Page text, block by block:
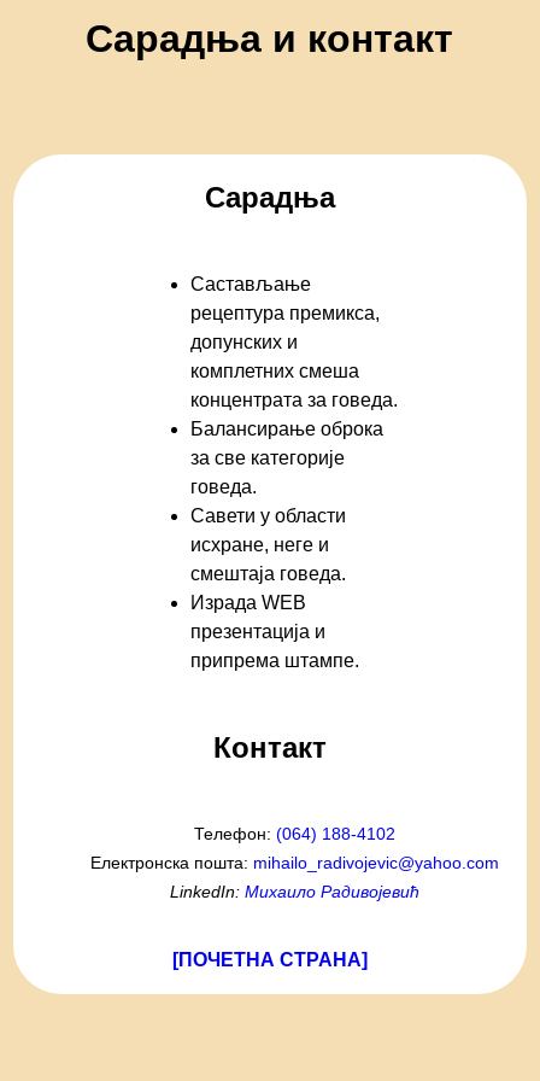
Сарадња и контакт
Сарадња
Састављање
рецептура премикса,
допунских и
комплетних смеша
концентрата за говеда.
Балансирање оброка
за све категорије
говеда.
Савети у области
исхране, неге и
смештаја говеда.
Израда WEB
презентација и
припрема штампе.
Контакт
Телефон: (064) 188-4102
Електронска пошта: mihailo_radivojevic@yahoo.com
LinkedIn: Михаило Радивојевић
[ПОЧЕТНА СТРАНА]